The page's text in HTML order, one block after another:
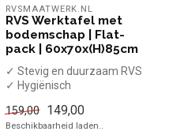
RVSMAATWERK.NL
RVS Werktafel met
bodemschap | Flat-
pack | 60x70x(H)85cm
✓ Stevig en duurzaam RVS
✓ Hygiënisch
✓ Flat-pack
x Zonder ...
159,00 149,00
Beschikbaarheid laden..